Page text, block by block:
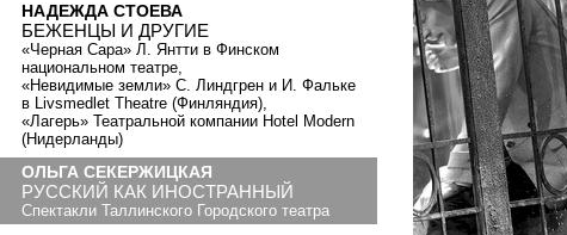
НАДЕЖДА СТОЕВА
БЕЖЕНЦЫ И ДРУГИЕ
«Черная Сара» Л. Янтти в Финском
национальном театре,
«Невидимые земли» С. Линдгрен и И. Фальке
в Livsmedlet Theatre (Финляндия),
«Лагерь» Театральной компании Hotel Modern
(Нидерланды)
ОЛЬГА СЕКЕРЖИЦКАЯ
РУССКИЙ КАК ИНОСТРАННЫЙ
Спектакли Таллинского Городского театра